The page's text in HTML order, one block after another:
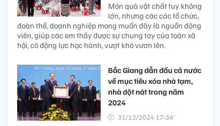
Món quà vật chất tuy không
lớn, nhưng các các tổ chức,
đoàn thể, doanh nghiệp mong muốn đây là nguồn động
viên, giúp các em thấy được sự chung tay của toàn xã
hội, có động lực học hành, vượt khó vươn lên.
Bắc Giang dẫn đầu cả nước
về mục tiêu xóa nhà tạm,
nhà dột nát trong năm
2024​
31/12/2024 17:36’